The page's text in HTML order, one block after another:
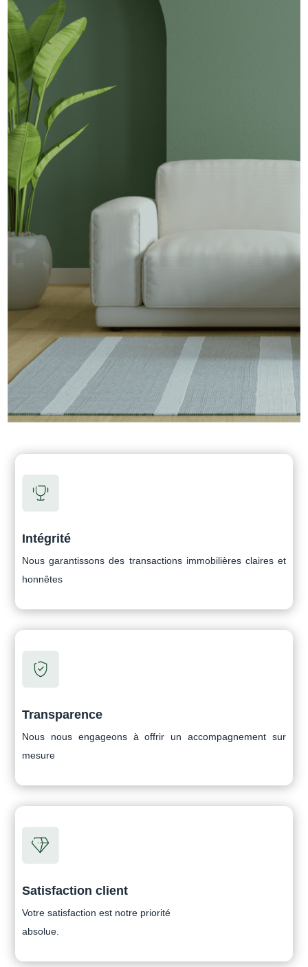
Intégrité
Nous garantissons des transactions immobilières claires et
honnêtes
Transparence
Nous nous engageons à offrir un accompagnement sur
mesure
Satisfaction client
Votre satisfaction est notre priorité
absolue.